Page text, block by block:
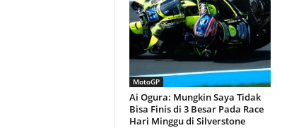
MotoGP
Ai Ogura: Mungkin Saya Tidak
Bisa Finis di 3 Besar Pada Race
Hari Minggu di Silverstone